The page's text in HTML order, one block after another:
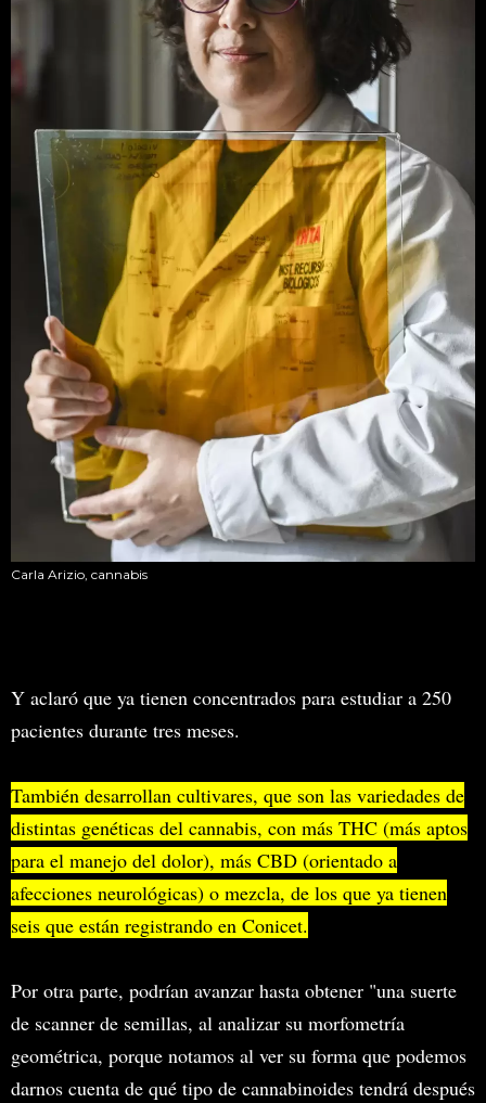
Carla Arizio, cannabis
Y aclaró que ya tienen concentrados para estudiar a 250
pacientes durante tres meses.
También desarrollan cultivares, que son las variedades de
distintas genéticas del cannabis, con más THC (más aptos
para el manejo del dolor), más CBD (orientado a
afecciones neurológicas) o mezcla, de los que ya tienen
seis que están registrando en Conicet.
Por otra parte, podrían avanzar hasta obtener "una suerte
de scanner de semillas, al analizar su morfometría
geométrica, porque notamos al ver su forma que podemos
darnos cuenta de qué tipo de cannabinoides tendrá después